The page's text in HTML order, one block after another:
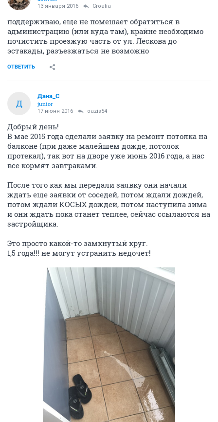
13 января 2016 Croatia
поддерживаю, еще не помешает обратиться в
администрацию (или куда там), крайне необходимо
почистить проезжую часть от ул. Лескова до
эстакады, разъезжаться не возможно
ОТВЕТИТЬ
Д
Дана_С
junior
17 июня 2016 oazis54
Добрый день!
В мае 2015 года сделали заявку на ремонт потолка на
балконе (при даже малейшем дожде, потолок
протекал), так вот на дворе уже июнь 2016 года, а нас
все кормят завтраками.
После того как мы передали заявку они начали
ждать еще заявки от соседей, потом ждали дождей,
потом ждали КОСЫХ дождей, потом наступила зима
и они ждать пока станет теплее, сейчас ссылаются на
застройщика.
Это просто какой-то замкнутый круг.
1,5 года!!! не могут устранить недочет!